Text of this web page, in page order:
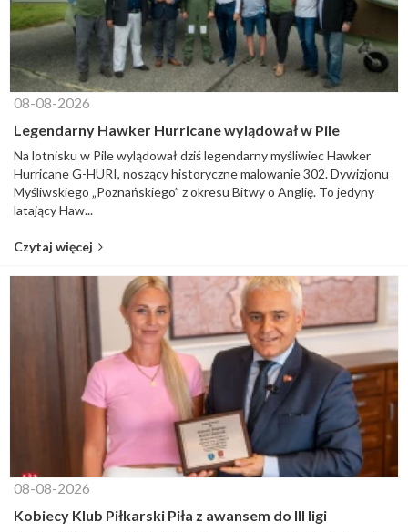
08-08-2026
Legendarny Hawker Hurricane wylądował w Pile
Na lotnisku w Pile wylądował dziś legendarny myśliwiec Hawker
Hurricane G-HURI, noszący historyczne malowanie 302. Dywizjonu
Myśliwskiego „Poznańskiego” z okresu Bitwy o Anglię. To jedyny
latający Haw...
Czytaj więcej
08-08-2026
Kobiecy Klub Piłkarski Piła z awansem do III ligi